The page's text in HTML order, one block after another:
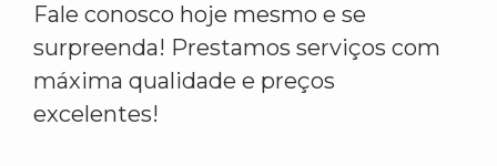
Fale conosco hoje mesmo e se
surpreenda! Prestamos serviços com
máxima qualidade e preços
excelentes!